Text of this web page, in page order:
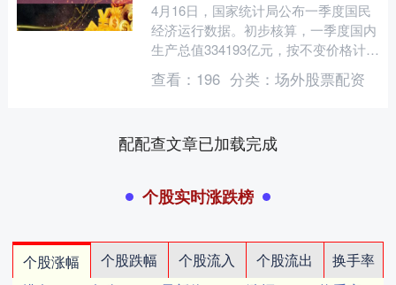
4月16日，国家统计局公布一季度国民
经济运行数据。初步核算，一季度国内
生产总值334193亿元，按不变价格计
算，同比增长5.0%。在外部环境更趋复
杂严峻、上年同....
查看： 196 分类： 场外股票配资
配配查文章已加载完成
个股实时涨跌榜
个股涨幅 个股跌幅 个股流入 个股流出
换手率